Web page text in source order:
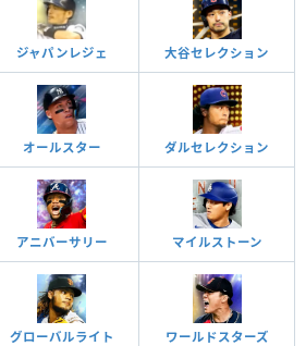
ジャパンレジェ 大谷セレクション
オールスター ダルセレクション
アニバーサリー マイルストーン
グローバルライト ワールドスターズ